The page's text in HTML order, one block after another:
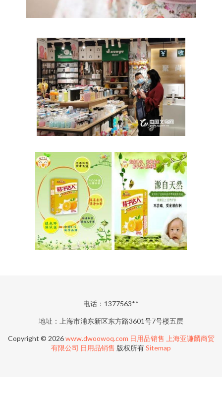
电话：1377563**
地址：上海市浦东新区东方路3601号7号楼五层
Copyright © 2026www.dwoowoq.com 日用品销售
上海亚谦麟商贸
有限公司 日用品销售 版权所有Sitemap